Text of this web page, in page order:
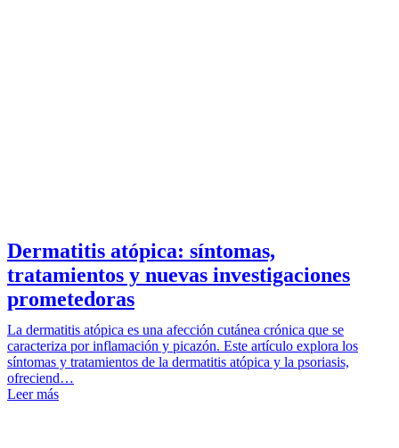
Dermatitis atópica: síntomas,
tratamientos y nuevas investigaciones
prometedoras
La dermatitis atópica es una afección cutánea crónica que se
caracteriza por inflamación y picazón. Este artículo explora los
síntomas y tratamientos de la dermatitis atópica y la psoriasis,
ofreciend…
Leer más